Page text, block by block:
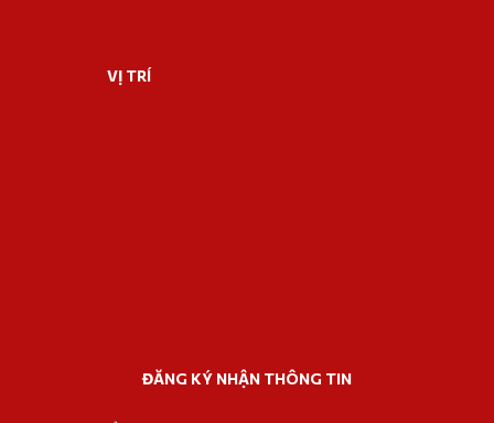
VỊ TRÍ
ĐĂNG KÝ NHẬN THÔNG TIN